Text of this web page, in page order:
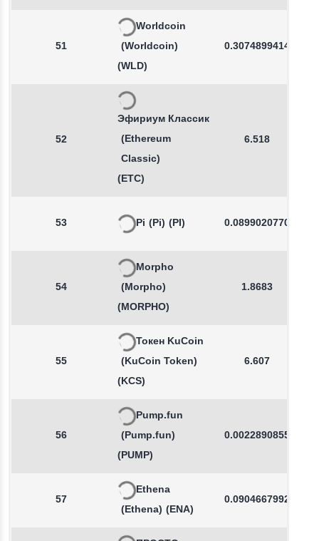
51
Worldcoin
(Worldcoin)
(WLD)
0.3074899414
52
Эфириум Классик
(Ethereum
Classic)
(ETC)
6.518
53 Pi (Pi) (PI) 0.0899020770
54
Morpho
(Morpho)
(MORPHO)
1.8683
55
Токен KuCoin
(KuCoin Token)
(KCS)
6.607
56
Pump.fun
(Pump.fun)
(PUMP)
0.0022890855
57
Ethena
(Ethena) (ENA)
0.0904667992